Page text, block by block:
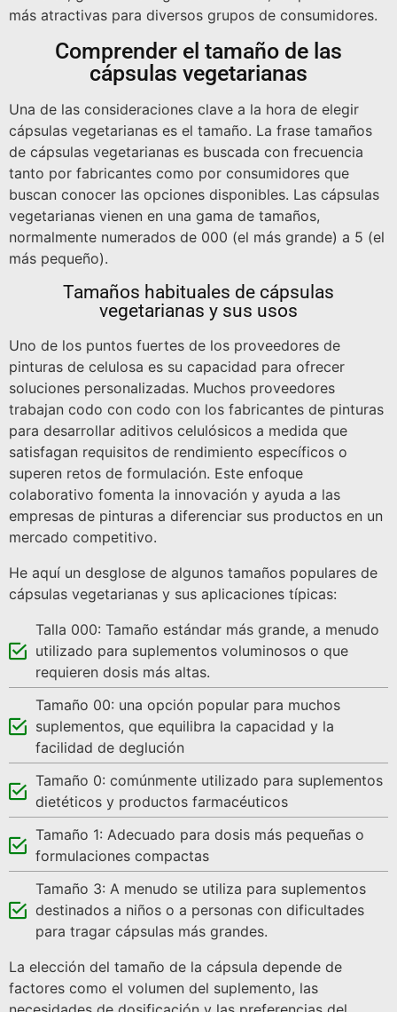
más atractivas para diversos grupos de consumidores.
Comprender el tamaño de las
cápsulas vegetarianas
Una de las consideraciones clave a la hora de elegir
cápsulas vegetarianas es el tamaño. La frase tamaños
de cápsulas vegetarianas es buscada con frecuencia
tanto por fabricantes como por consumidores que
buscan conocer las opciones disponibles. Las cápsulas
vegetarianas vienen en una gama de tamaños,
normalmente numerados de 000 (el más grande) a 5 (el
más pequeño).
Tamaños habituales de cápsulas
vegetarianas y sus usos
Uno de los puntos fuertes de los proveedores de
pinturas de celulosa es su capacidad para ofrecer
soluciones personalizadas. Muchos proveedores
trabajan codo con codo con los fabricantes de pinturas
para desarrollar aditivos celulósicos a medida que
satisfagan requisitos de rendimiento específicos o
superen retos de formulación. Este enfoque
colaborativo fomenta la innovación y ayuda a las
empresas de pinturas a diferenciar sus productos en un
mercado competitivo.
He aquí un desglose de algunos tamaños populares de
cápsulas vegetarianas y sus aplicaciones típicas:
Talla 000: Tamaño estándar más grande, a menudo
utilizado para suplementos voluminosos o que
requieren dosis más altas.
Tamaño 00: una opción popular para muchos
suplementos, que equilibra la capacidad y la
facilidad de deglución
Tamaño 0: comúnmente utilizado para suplementos
dietéticos y productos farmacéuticos
Tamaño 1: Adecuado para dosis más pequeñas o
formulaciones compactas
Tamaño 3: A menudo se utiliza para suplementos
destinados a niños o a personas con dificultades
para tragar cápsulas más grandes.
La elección del tamaño de la cápsula depende de
factores como el volumen del suplemento, las